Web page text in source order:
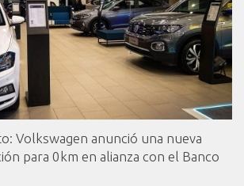
Volkswagen anunció una nueva
para 0km en alianza con el Banco